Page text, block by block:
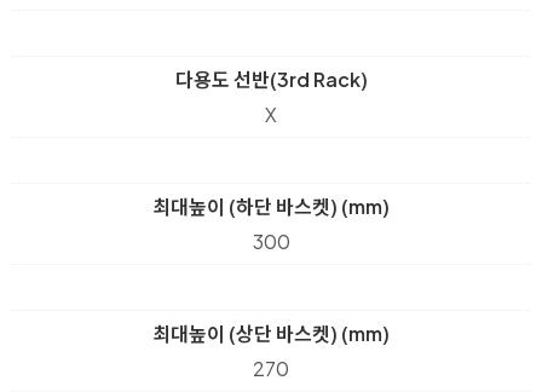
다용도 선반(3rd Rack)
X
최대높이 (하단 바스켓) (mm)
300
최대높이 (상단 바스켓) (mm)
270